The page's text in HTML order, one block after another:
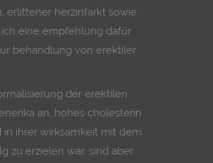
erlittener herzinfarkt sowie
eine empfehlung dafür
behandlung von erektiler
der erektilen
an, hohes cholesterin
ihrer wirksamkeit mit dem
zu erzielen war, sind aber